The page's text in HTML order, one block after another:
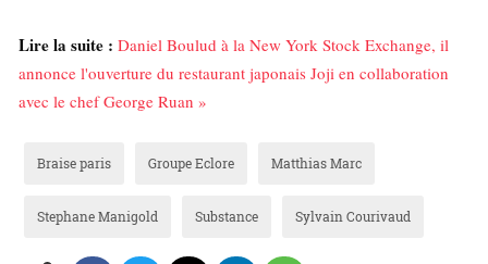
Lire la suite : Daniel Boulud à la New York Stock Exchange, il
annonce l'ouverture du restaurant japonais Joji en collaboration
avec le chef George Ruan »
Braise paris Groupe Eclore Matthias Marc
Stephane Manigold Substance Sylvain Courivaud